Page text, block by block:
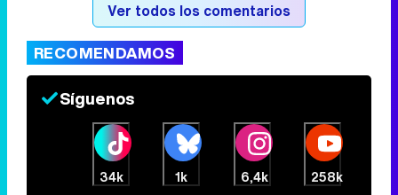
Canción ganadora de Eurovisión 2026: DARA con "Bangaranga" por Bulgaria
Ver todos los comentarios
RECOMENDAMOS
Síguenos
34k 1k 6,4k 258k